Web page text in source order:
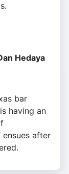
Hedaya
bar
having an
ensues after